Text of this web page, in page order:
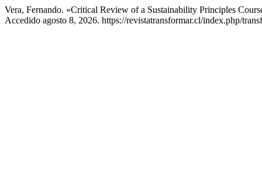
Vera, Fernando. «Critical Review of a Sustainability Principles
Accedido agosto 8, 2026. https://revistatransformar.cl/index.php/